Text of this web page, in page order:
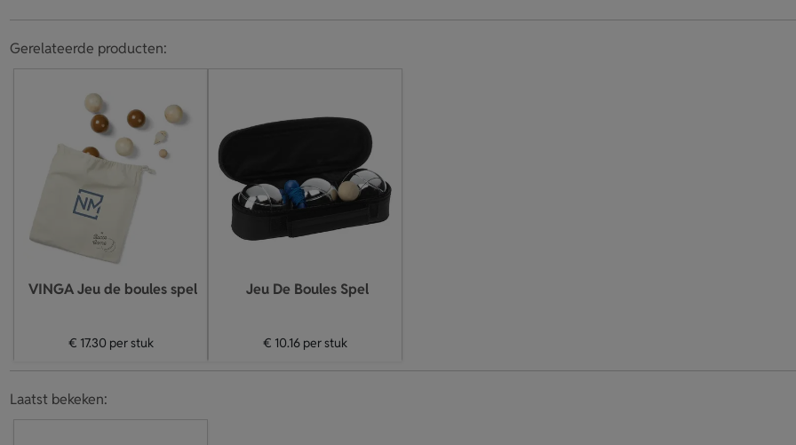
Gerelateerde producten:
VINGA Jeu de boules spel
€ 17.30 per stuk
Jeu De Boules Spel
€ 10.16 per stuk
Laatst bekeken: